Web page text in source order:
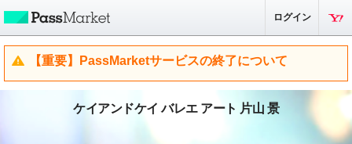
ログイン
【重要】PassMarketサービスの終了について
ケイアンドケイ バレエ アート 片山 景